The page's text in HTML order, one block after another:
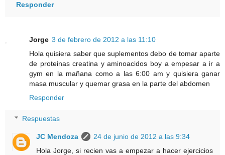
Responder
Jorge 3 de febrero de 2012 a las 11:10
Hola quisiera saber que suplementos debo de tomar aparte
de proteinas creatina y aminoacidos boy a empesar a ir a
gym en la mañana como a las 6:00 am y quisiera ganar
masa muscular y quemar grasa en la parte del abdomen
Responder
Respuestas
JC Mendoza
24 de junio de 2012 a las 9:34
Hola Jorge, si recien vas a empezar a hacer ejercicios